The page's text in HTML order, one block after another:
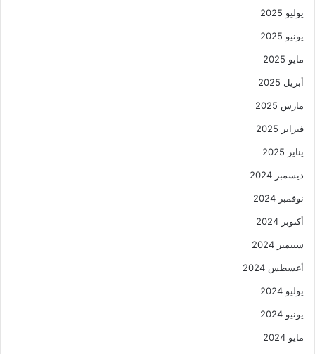
يوليو 2025
يونيو 2025
مايو 2025
أبريل 2025
مارس 2025
فبراير 2025
يناير 2025
ديسمبر 2024
نوفمبر 2024
أكتوبر 2024
سبتمبر 2024
أغسطس 2024
يوليو 2024
يونيو 2024
مايو 2024